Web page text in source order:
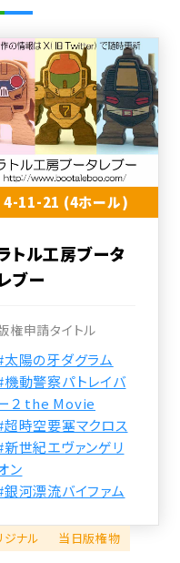
4-11-21 (4ホール)
トル工房ブータ
ブー
権申請タイトル
太陽の牙ダグラム
機動警察パトレイバ
２ the Movie
超時空要塞マクロス
新世紀エヴァンゲリ
ン
銀河漂流バイファム
ジナル 当日版権物